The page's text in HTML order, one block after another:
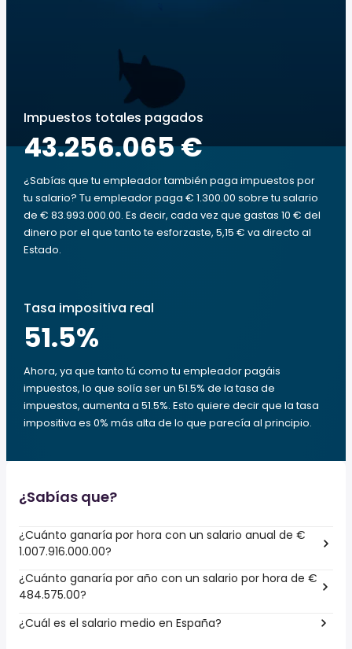
Impuestos totales pagados
43.256.065 €
¿Sabías que tu empleador también paga impuestos por
tu salario? Tu empleador paga € 1.300.00 sobre tu salario
de € 83.993.000.00. Es decir, cada vez que gastas 10 € del
dinero por el que tanto te esforzaste, 5,15 € va directo al
Estado.
Tasa impositiva real
51.5%
Ahora, ya que tanto tú como tu empleador pagáis
impuestos, lo que solía ser un 51.5% de la tasa de
impuestos, aumenta a 51.5%. Esto quiere decir que la tasa
impositiva es 0% más alta de lo que parecía al principio.
¿Sabías que?
¿Cuánto ganaría por hora con un salario anual de €
1.007.916.000.00?
¿Cuánto ganaría por año con un salario por hora de €
484.575.00?
¿Cuál es el salario medio en España?